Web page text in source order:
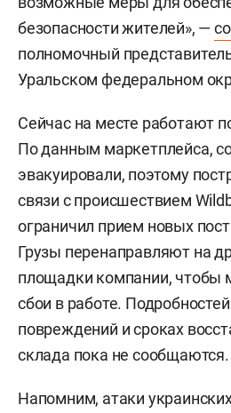
безопасности жителей», —
полномочный
Уральском федеральном
Сейчас на месте работают
По данным маркетплейса,
эвакуировали, поэтому
связи с происшествием
ограничил прием новых
Грузы перенаправляют на
площадки компании, чтобы
сбои в работе.
повреждений и сроках
склада пока не сообщаются.
Напомним, атаки